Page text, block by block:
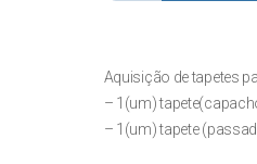
Aquisição de tapetes
– 1(um)
– 1(um) tapete